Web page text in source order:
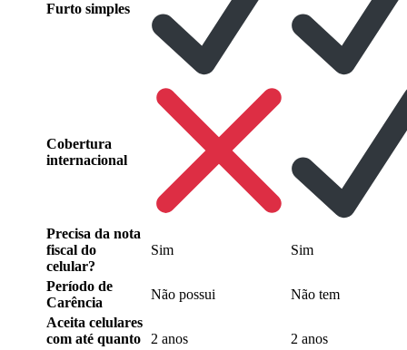
Furto simples
Cobertura
internacional
Precisa da nota
fiscal do
celular?
Sim Sim
Período de
Carência
Não possui
Não tem
Aceita celulares
com até quanto
2 anos 2 anos